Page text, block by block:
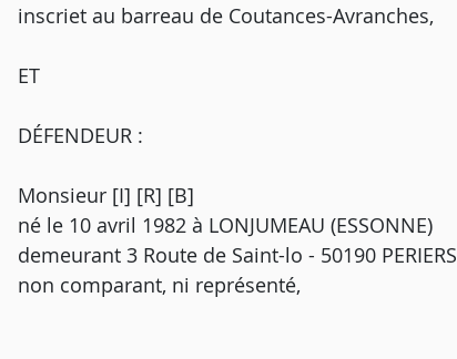
inscriet au barreau de Coutances-Avranches,
ET
DÉFENDEUR :
Monsieur [I] [R] [B]
né le 10 avril 1982 à LONJUMEAU (ESSONNE)
demeurant 3 Route de Saint-lo - 50190 PERIERS
non comparant, ni représenté,